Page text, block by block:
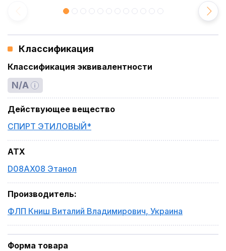
Классификация
Классификация эквивалентности
N/A
Действующее вещество
СПИРТ ЭТИЛОВЫЙ*
ATX
D08AX08 Этанол
Производитель:
ФЛП Книш Виталий Владимирович, Украина
Форма товара